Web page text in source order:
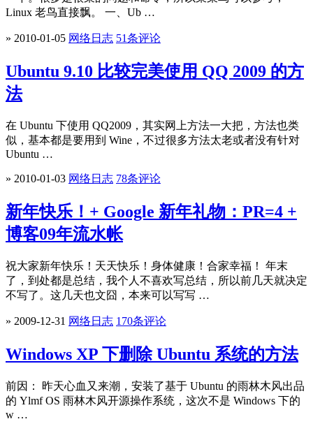
Linux 老鸟直接飘。 一、Ub …
» 2010-01-05 网络日志 51条评论
Ubuntu 9.10 比较完美使用 QQ 2009 的方
法
在 Ubuntu 下使用 QQ2009，其实网上方法一大把，方法也类
似，基本都是要用到 Wine，不过很多方法太老或者没有针对
Ubuntu …
» 2010-01-03 网络日志 78条评论
新年快乐！+ Google 新年礼物：PR=4 +
博客09年流水帐
祝大家新年快乐！天天快乐！身体健康！合家幸福！ 年末
了，到处都是总结，我个人不喜欢写总结，所以前几天就决定
不写了。这几天也文囧，本来可以写写 …
» 2009-12-31 网络日志 170条评论
Windows XP 下删除 Ubuntu 系统的方法
前因： 昨天心血又来潮，安装了基于 Ubuntu 的雨林木风出品
的 Ylmf OS 雨林木风开源操作系统，这次不是 Windows 下的
w …